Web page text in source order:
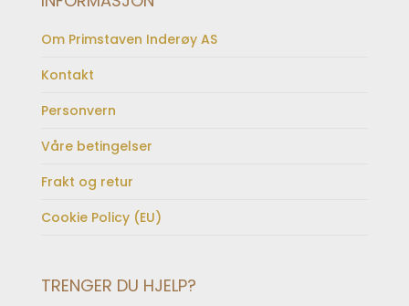
Om Primstaven Inderøy AS
Kontakt
Personvern
Våre betingelser
Frakt og retur
Cookie Policy (EU)
TRENGER DU HJELP?